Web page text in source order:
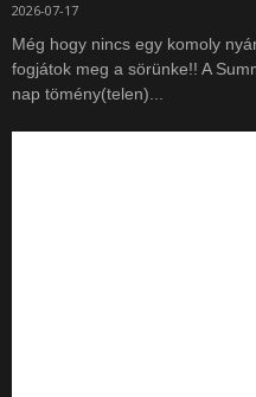
2026-07-17
Még hogy nincs egy komoly
fogjátok meg a sörünke!! A
nap tömény(telen)...